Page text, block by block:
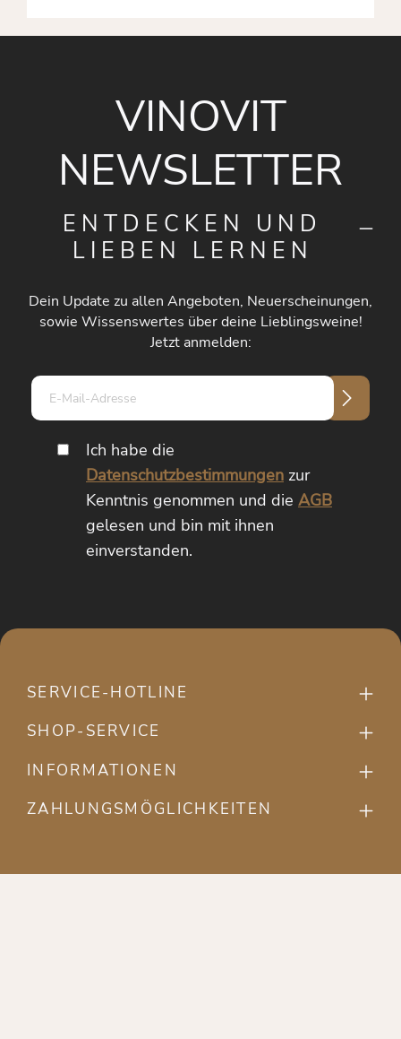
VINOVIT
NEWSLETTER
ENTDECKEN UND
LIEBEN LERNEN
Dein Update zu allen Angeboten, Neuerscheinungen,
sowie Wissenswertes über deine Lieblingsweine!
Jetzt anmelden:
Adresse*
Ich habe die
Datenschutzbestimmungenzur
Kenntnis genommen und die AGB
gelesen und bin mit ihnen
einverstanden.
SERVICE-HOTLINE
SHOP-SERVICE
INFORMATIONEN
ZAHLUNGSMÖGLICHKEITEN